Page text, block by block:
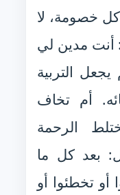
خصومة، لا
أنت مدين لي
التربية
أم تخاف
الرحمة
بعد كل ما
أو تخطئوا أو